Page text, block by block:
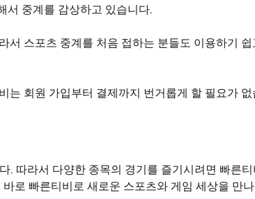
서 중계를 감상하고 있습니다.
스포츠 중계를 처음 접하는 분들도 이용하기 쉽
는 회원 가입부터 결제까지 번거롭게 할 필요가
따라서 다양한 종목의 경기를 즐기시려면 빠른
로 빠른티비로 새로운 스포츠와 게임 세상을 만